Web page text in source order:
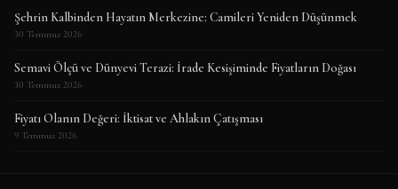
Şehrin Kalbinden Hayatın Merkezine: Camileri Yeniden Düşünmek
30 Temmuz 2026
Semavi Ölçü ve Dünyevi Terazi: İrade Kesişiminde Fiyatların Doğası
30 Temmuz 2026
Fiyatı Olanın Değeri: İktisat ve Ahlakın Çatışması
9 Temmuz 2026